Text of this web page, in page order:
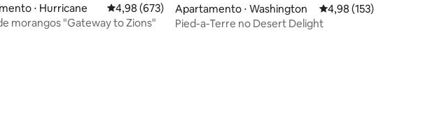
⋅ Hurricane 4,98 de uma avaliação média de 5, 673 avaliações
4,98 (673)
morangos "Gateway to Zions"
Apartamento ⋅ Washington 4,98 de uma avaliação
4,98 (153)
Pied-a-Terre no Desert Delight